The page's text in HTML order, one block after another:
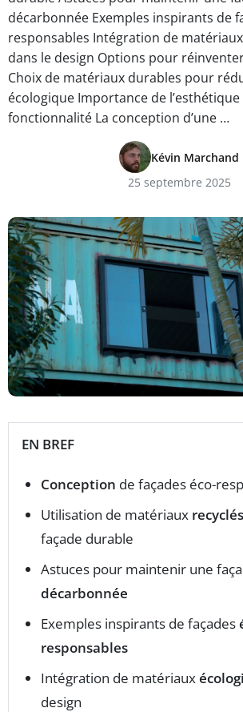
décarbonnée Exemples inspirants de
responsables Intégration de
dans le design Options pour
Choix de matériaux durables pour
écologique Importance de l’esthétique
fonctionnalité La conception d’une …
Kévin Marchand
25 septembre 2025
EN BREF
Conception de façades éco-
Utilisation de matériaux recyclés
façade durable
Astuces pour maintenir une
décarbonnée
Exemples inspirants de façades
responsables
Intégration de matériaux
design